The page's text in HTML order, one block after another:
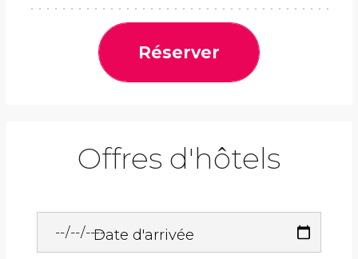
Réserver
Offres d'hôtels
Date d'arrivée